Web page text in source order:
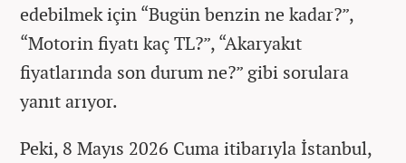
edebilmek için “Bugün benzin ne kadar?”,
“Motorin fiyatı kaç TL?”, “Akaryakıt
fiyatlarında son durum ne?” gibi sorulara
yanıt arıyor.
Peki, 8 Mayıs 2026 Cuma itibarıyla İstanbul,